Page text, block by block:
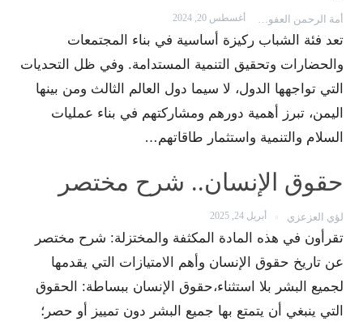
أغسطس 20, 2024
تعد فئة الشباب ركيزة أساسية في بناء المجتمعات
والحضارات وتحقيق التنمية المستدامة. وفي ظل التحديات
التي تواجهها الدول، لا سيما دول العالم الثالث ومن بينها
اليمن، تبرز أهمية دورهم ومشاركتهم في بناء عمليات
السلام والتنمية واستثمار طاقاتهم…
حقوق الإنسان.. شرح مختصر
لؤي العزعزي أبريل 24, 2025
تقرأون في هذه المادة المكثفة والمختزلة: شرح مختصر
عن تاريخ حقوق الإنسان وأهم الامتيازات التي يقدمها
لجميع البشر بلا استثناء،حقوق الإنسان ببساطة: الحقوق
التي ينبغي أن يتمتع بها جميع البشر دون تمييز أو حصر؛